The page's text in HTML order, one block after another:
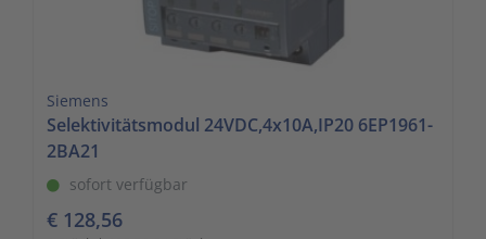
Siemens
Selektivitätsmodul 24VDC,4x10A,IP20 6EP1961-
2BA21
sofort verfügbar
€ 128,56